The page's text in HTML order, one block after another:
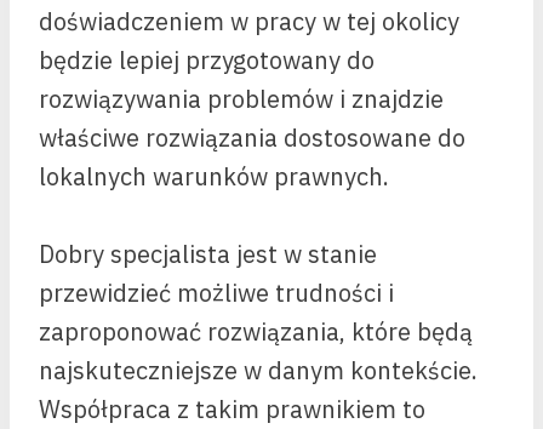
doświadczeniem w pracy w tej okolicy
będzie lepiej przygotowany do
rozwiązywania problemów i znajdzie
właściwe rozwiązania dostosowane do
lokalnych warunków prawnych.
Dobry specjalista jest w stanie
przewidzieć możliwe trudności i
zaproponować rozwiązania, które będą
najskuteczniejsze w danym kontekście.
Współpraca z takim prawnikiem to